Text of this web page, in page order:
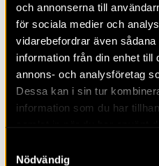
och annonserna till
för sociala medier och
vidarebefordrar även
information från din enhet till
annons- och analysföretag
Dessa kan i sin tur
information som du har
Nödvändig
RAPPORT 2025:101
Bergsbrunna